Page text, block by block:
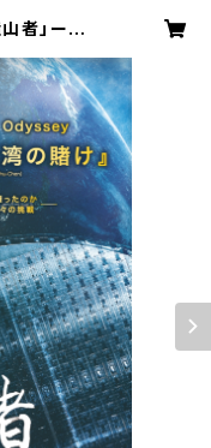
者」ー枚